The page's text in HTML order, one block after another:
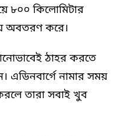
৮০০ কিলোমিটার
অবতরণ করে।
ঠাহর করতে
এডিনবার্গে নামার সময়
তারা সবাই খুব